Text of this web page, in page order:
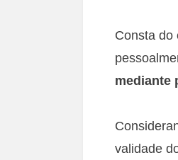
Consta do
mediante
validade